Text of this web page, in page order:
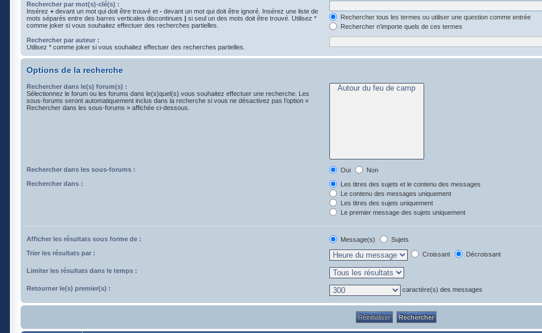
Rechercher par mot(s)-clé(s) :
Insérez + devant un mot qui doit être trouvé et - devant un mot qui doit être ignoré. Insérez une liste de
mots séparés entre des barres verticales discontinues | si seul un des mots doit être trouvé. Utilisez *
comme joker si vous souhaitez effectuer des recherches partielles.
Rechercher tous les termes ou utiliser une question comme entrée
Rechercher n’importe quels de ces termes
Rechercher par auteur :
Utilisez * comme joker si vous souhaitez effectuer des recherches partielles.
Options de la recherche
Rechercher dans le(s) forum(s) :
Sélectionnez le forum ou les forums dans le(s)quel(s) vous souhaitez effectuer une recherche. Les
sous-forums seront automatiquement inclus dans la recherche si vous ne désactivez pas l’option «
Rechercher dans les sous-forums » affichée ci-dessous.
Rechercher dans les sous-forums : Oui
Non
Rechercher dans :
Les titres des sujets et le contenu des messages
Le contenu des messages uniquement
Les titres des sujets uniquement
Le premier message des sujets uniquement
Afficher les résultats sous forme de : Message(s)
Sujets
Trier les résultats par :
Croissant Décroissant
Limiter les résultats dans le temps :
Retourner le(s) premier(s) : caractère(s) des messages